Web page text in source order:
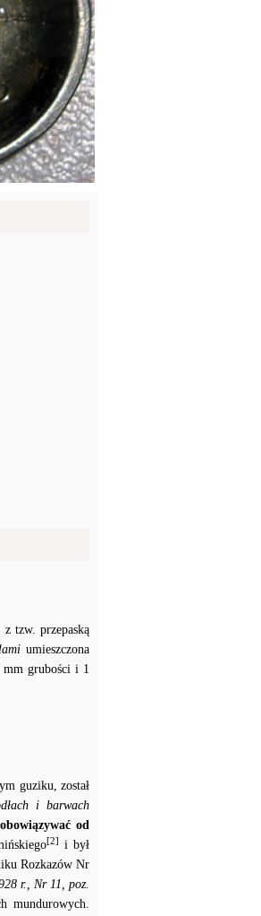
tzw. przepaską
umieszczona
mm grubości i 1
guziku, został
i barwach
obowiązywać od
[2]
i był
Rozkazów Nr
r., Nr 11, poz.
mundurowych.